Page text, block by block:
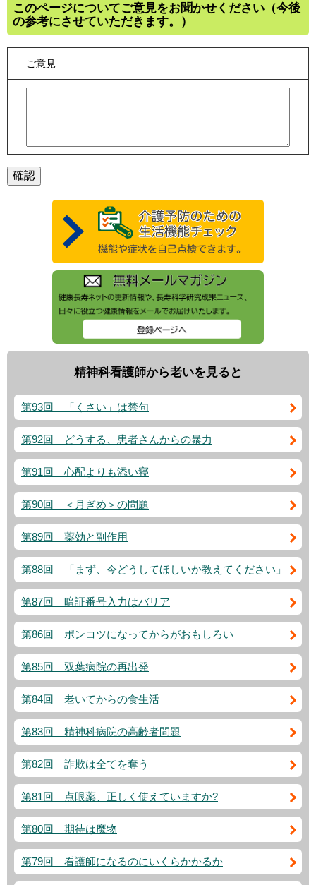
このページについてご意見をお聞かせください（今後
の参考にさせていただきます。）
ご意見
精神科看護師から老いを見ると
第93回 「くさい」は禁句
第92回 どうする、患者さんからの暴力
第91回 心配よりも添い寝
第90回 ＜月ぎめ＞の問題
第89回 薬効と副作用
第88回 「まず、今どうしてほしいか教えてください」
第87回 暗証番号入力はバリア
第86回 ポンコツになってからがおもしろい
第85回 双葉病院の再出発
第84回 老いてからの食生活
第83回 精神科病院の高齢者問題
第82回 詐欺は全てを奪う
第81回 点眼薬、正しく使えていますか?
第80回 期待は魔物
第79回 看護師になるのにいくらかかるか